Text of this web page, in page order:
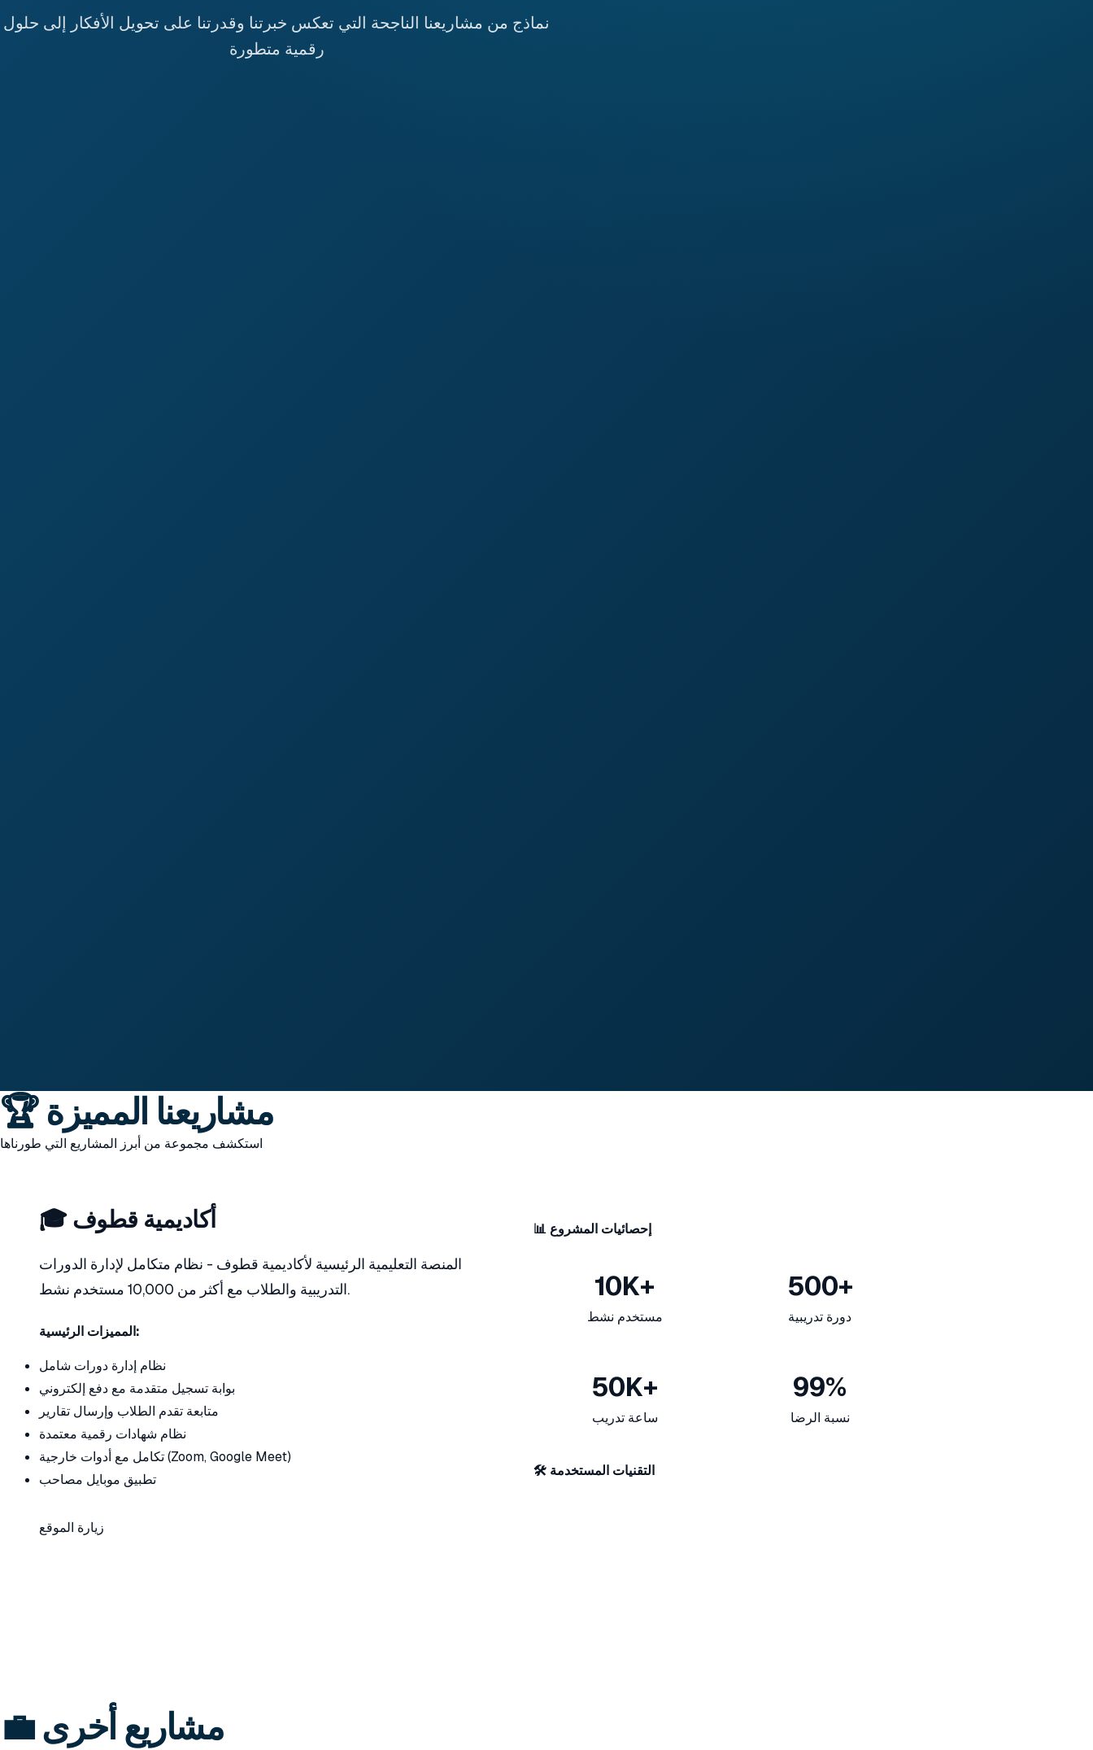
نماذج من مشاريعنا الناجحة التي تعكس خبرتنا وقدرتنا على تحويل الأفكار إلى حلول
رقمية متطورة
🏆 مشاريعنا المميزة
استكشف مجموعة من أبرز المشاريع التي طورناها
🎓 أكاديمية قطوف
المنصة التعليمية الرئيسية لأكاديمية قطوف - نظام متكامل لإدارة الدورات
التدريبية والطلاب مع أكثر من 10,000 مستخدم نشط.
المميزات الرئيسية:
نظام إدارة دورات شامل
بوابة تسجيل متقدمة مع دفع إلكتروني
متابعة تقدم الطلاب وإرسال تقارير
نظام شهادات رقمية معتمدة
تكامل مع أدوات خارجية (Zoom, Google Meet)
تطبيق موبايل مصاحب
زيارة الموقع
📊 إحصائيات المشروع
10K+
مستخدم نشط
500+
دورة تدريبية
50K+
ساعة تدريب
99%
نسبة الرضا
🛠️ التقنيات المستخدمة
💼 مشاريع أخرى